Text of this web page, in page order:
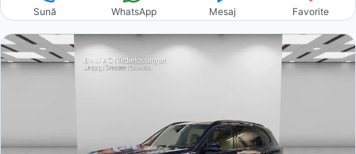
Sună WhatsApp Mesaj Favorite